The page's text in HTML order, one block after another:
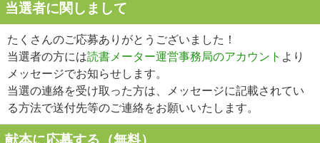
当選者に関しまして
たくさんのご応募ありがとうございました！
当選者の方には読書メーター運営事務局のアカウント より
メッセージでお知らせします。
当選の連絡を受け取った方は、メッセージに記載されてい
る方法で送付先等のご連絡をお願いいたします。
献本に応募する（無料）